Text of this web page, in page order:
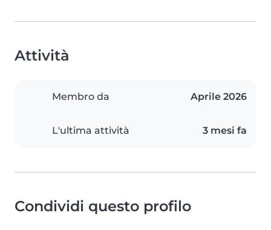
Attività
Membro da Aprile 2026
L'ultima attività 3 mesi fa
Condividi questo profilo